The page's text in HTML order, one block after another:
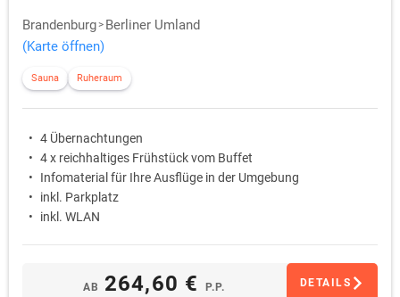
Brandenburg
Berliner Umland
(Karte öffnen)
Sauna Ruheraum
4 Übernachtungen
4 x reichhaltiges Frühstück vom Buffet
Infomaterial für Ihre Ausflüge in der Umgebung
inkl. Parkplatz
inkl. WLAN
AB 264,60 € P.P. DETAILS